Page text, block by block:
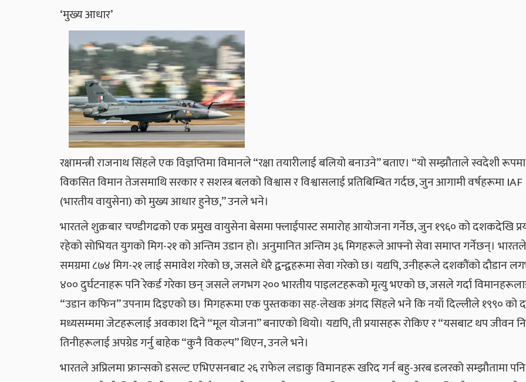
‘मुख्य आधार’
रक्षामन्त्री राजनाथ सिंहले एक विज्ञप्तिमा विमानले “रक्षा तयारीलाई बलियो बनाउने” बताए। “यो सम्झौताले स्वदेशी रूपमा
विकसित विमान तेजसमाथि सरकार र सशस्त्र बलको विश्वास र विश्वासलाई प्रतिबिम्बित गर्दछ, जुन आगामी वर्षहरूमा IAF
(भारतीय वायुसेना) को मुख्य आधार हुनेछ,” उनले भने।
भारतले शुक्रबार चण्डीगढको एक प्रमुख वायुसेना बेसमा फ्लाईपास्ट समारोह आयोजना गर्नेछ, जुन १९६० को दशकदेखि
रहेको सोभियत युगको मिग-२१ को अन्तिम उडान हो। अनुमानित अन्तिम ३६ मिगहरूले आफ्नो सेवा समाप्त गर्नेछन्। भारतले
समग्रमा ८७४ मिग-२१ लाई समावेश गरेको छ, जसले धेरै द्वन्द्वहरूमा सेवा गरेको छ। यद्यपि, उनीहरूले दशकौंको दौडान
४०० दुर्घटनाहरू पनि रेकर्ड गरेका छन् जसले लगभग २०० भारतीय पाइलटहरूको मृत्यु भएको छ, जसले गर्दा
“उडान कफिन” उपनाम दिइएको छ। मिगहरूमा एक पुस्तकका सह-लेखक अंगद सिंहले भने कि नयाँ दिल्लीले १९९० को
मध्यसम्ममा जेटहरूलाई अवकाश दिने “मूल योजना” बनाएको थियो। यद्यपि, ती प्रयासहरू रोकिए र “यसबाट थप जीवन
तिनीहरूलाई अपग्रेड गर्नु बाहेक “कुनै विकल्प” थिएन, उनले भने।
भारतले अप्रिलमा फ्रान्सको डसल्ट एभिएसनबाट २६ राफेल लडाकु विमानहरू खरिद गर्न बहु-अरब डलरको सम्झौतामा पनि